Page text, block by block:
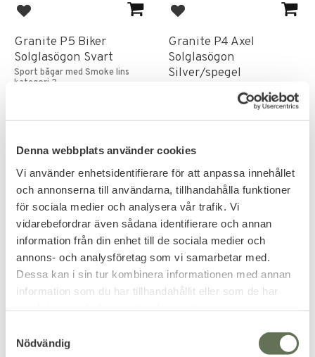
Denna webbplats använder cookies
Vi använder enhetsidentifierare för att anpassa innehållet
och annonserna till användarna, tillhandahålla funktioner
för sociala medier och analysera vår trafik. Vi
vidarebefordrar även sådana identifierare och annan
information från din enhet till de sociala medier och
annons- och analysföretag som vi samarbetar med.
Dessa kan i sin tur kombinera informationen med annan
information som du har tillhandahållit eller som de har
Nödvändig
Lägg till i favoriter
Granite P5 Biker
Solglasögon Svart
Sport bågar med Smoke lins
kategori 2.
Lägg till i favoriter
Granite P4 Axel
Solglasögon
Silver/spegel
Granite P5 Solglasögon
Granite P4 Casual